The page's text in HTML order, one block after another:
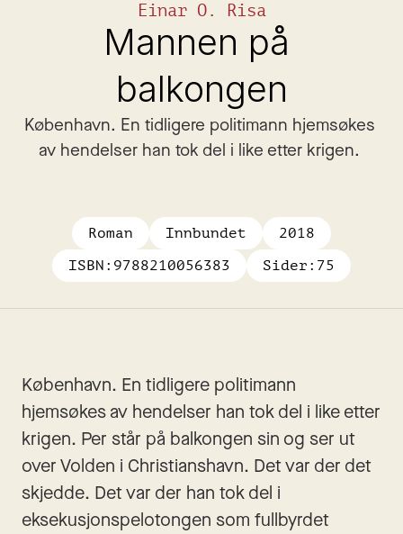
Einar O. Risa
Mannen på
balkongen
København. En tidligere politimann hjemsøkes
av hendelser han tok del i like etter krigen.
Roman Innbundet
2018
ISBN: 9788210056383 Sider: 75
København. En tidligere politimann
hjemsøkes av hendelser han tok del i like etter
krigen. Per står på balkongen sin og ser ut
over Volden i Christianshavn. Det var der det
skjedde. Det var der han tok del i
eksekusjonspelotongen som fullbyrdet